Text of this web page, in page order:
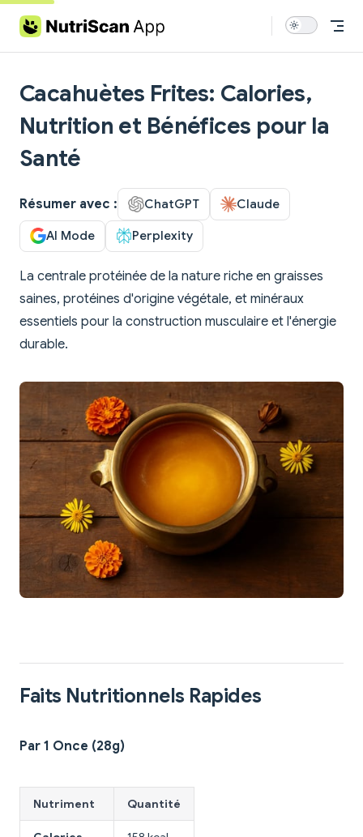
Skip to content
Cacahuètes Frites: Calories,
Nutrition et Bénéfices pour la
Santé
Résumer avec : ChatGPT Claude
AI Mode Perplexity
La centrale protéinée de la nature riche en graisses
saines, protéines d'origine végétale, et minéraux
essentiels pour la construction musculaire et l'énergie
durable.
Faits Nutritionnels Rapides
Par 1 Once (28g)
Nutriment Quantité